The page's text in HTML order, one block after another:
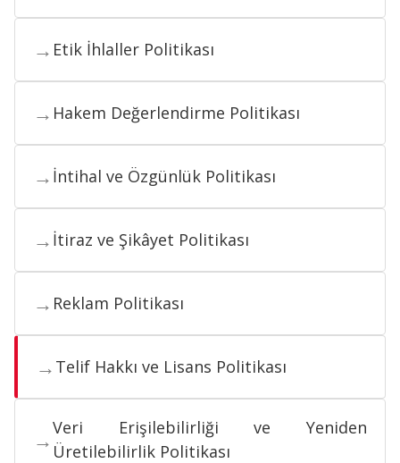
→ Etik İhlaller Politikası
→ Hakem Değerlendirme Politikası
→ İntihal ve Özgünlük Politikası
→ İtiraz ve Şikâyet Politikası
→ Reklam Politikası
→ Telif Hakkı ve Lisans Politikası
→Veri Erişilebilirliği ve Yeniden
Üretilebilirlik Politikası